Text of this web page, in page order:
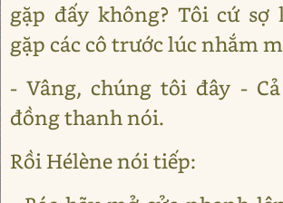
gặp đấy không? Tôi cứ sợ
gặp các cô trước lúc nhắm
- Vâng, chúng tôi đây -
đồng thanh nói.
Rồi Hélène nói tiếp: